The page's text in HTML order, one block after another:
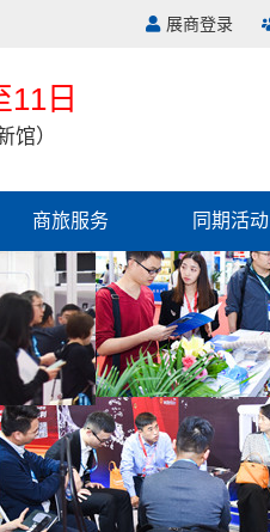
展商登录
11日
馆）
商旅服务 同期活动